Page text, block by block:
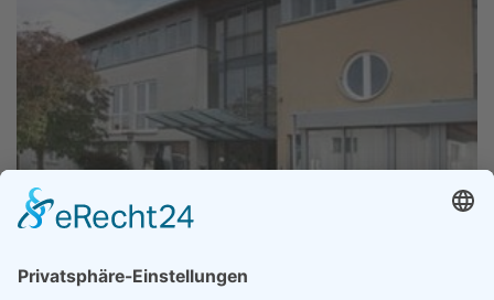
71711 MURR